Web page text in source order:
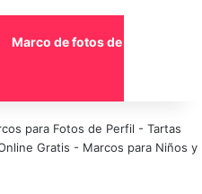
Marco de fotos de collage
para Fotos de Perfil - Tartas
Gratis - Marcos para Niños y